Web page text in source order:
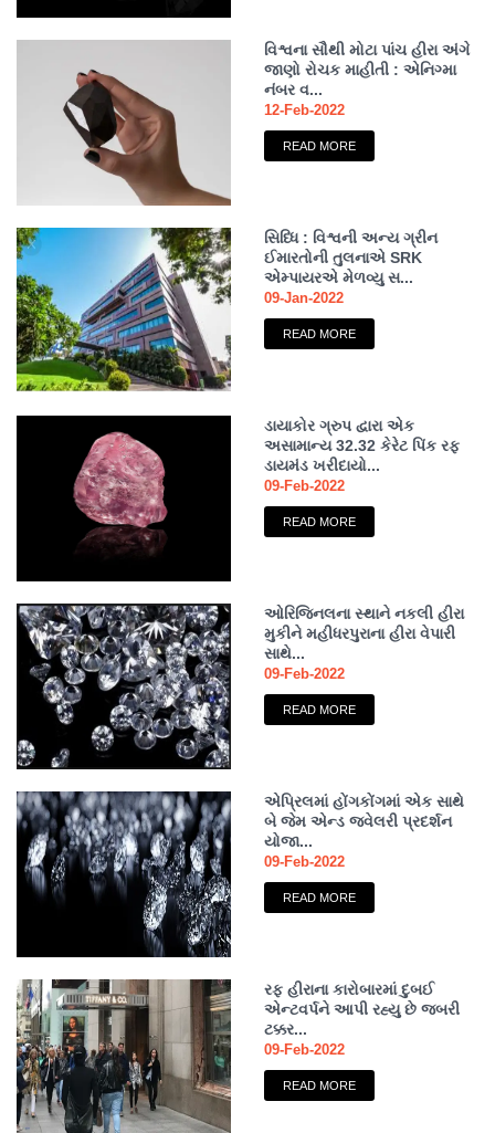
વિશ્વના સૌથી મોટા પાંચ હીરા અંગે
જાણો રોચક માહીતી : એનિગ્મા
નંબર વ...
12-Feb-2022
READ MORE
સિધ્ધિ : વિશ્વની અન્ય ગ્રીન
ઈમારતોની તુલનાએ SRK
એમ્પાયરએ મેળવ્યુ સ...
09-Jan-2022
READ MORE
ડાયાકોર ગ્રુપ દ્વારા એક
અસામાન્ય 32.32 કેરેટ પિંક રફ
ડાયમંડ ખરીદાયો...
09-Feb-2022
READ MORE
ઓરિજિનલના સ્થાને નકલી હીરા
મુકીને મહીધરપુરાના હીરા વેપારી
સાથે...
09-Feb-2022
READ MORE
એપ્રિલમાં હોંગકોંગમાં એક સાથે
બે જેમ એન્ડ જ્વેલરી પ્રદર્શન
યોજા...
09-Feb-2022
READ MORE
રફ હીરાના કારોબારમાં દુબઈ
એન્ટવર્પને આપી રહ્યુ છે જબરી
ટક્કર...
09-Feb-2022
READ MORE